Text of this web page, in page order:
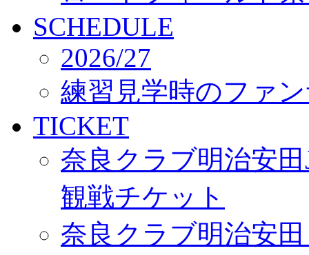
SCHEDULE
2026/27
練習見学時のファ
TICKET
奈良クラブ明治安
観戦チケット
奈良クラブ明治安